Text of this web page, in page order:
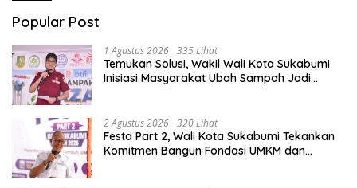
Popular Post
1 Agustus 2026 335 Lihat
Temukan Solusi, Wakil Wali Kota Sukabumi
Inisiasi Masyarakat Ubah Sampah Jadi
2 Agustus 2026 320 Lihat
Festa Part 2, Wali Kota Sukabumi Tekankan
Komitmen Bangun Fondasi UMKM dan